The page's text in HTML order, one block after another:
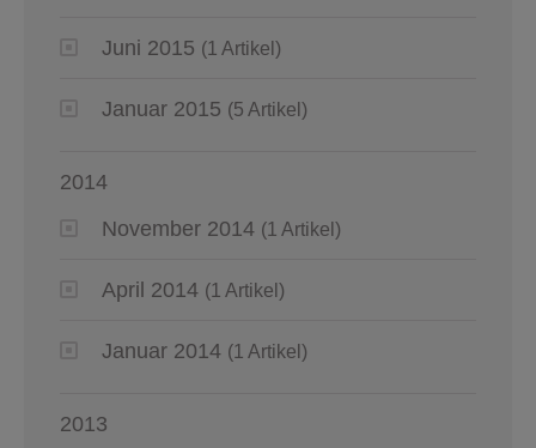
Juni 2015 (1 Artikel)
Januar 2015 (5 Artikel)
2014
November 2014 (1 Artikel)
April 2014 (1 Artikel)
Januar 2014 (1 Artikel)
2013